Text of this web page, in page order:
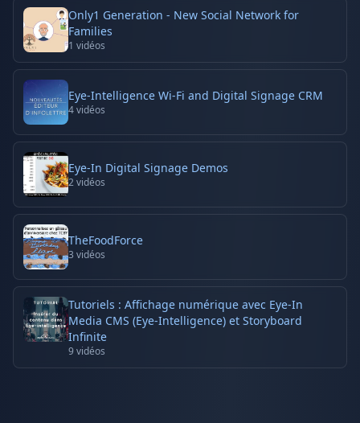
Only1 Generation - New Social Network for
Families
1 vidéos
Eye-Intelligence Wi-Fi and Digital Signage CRM
4vidéos
Eye-In Digital Signage Demos
2vidéos
TheFoodForce
3 vidéos
Tutoriels : Affichage numérique avec Eye-In
Media CMS (Eye-Intelligence) et Storyboard
Infinite
9vidéos